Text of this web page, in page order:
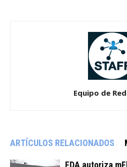
Equipo de
ARTÍCULOS RELACIONADOS
FDA autoriza